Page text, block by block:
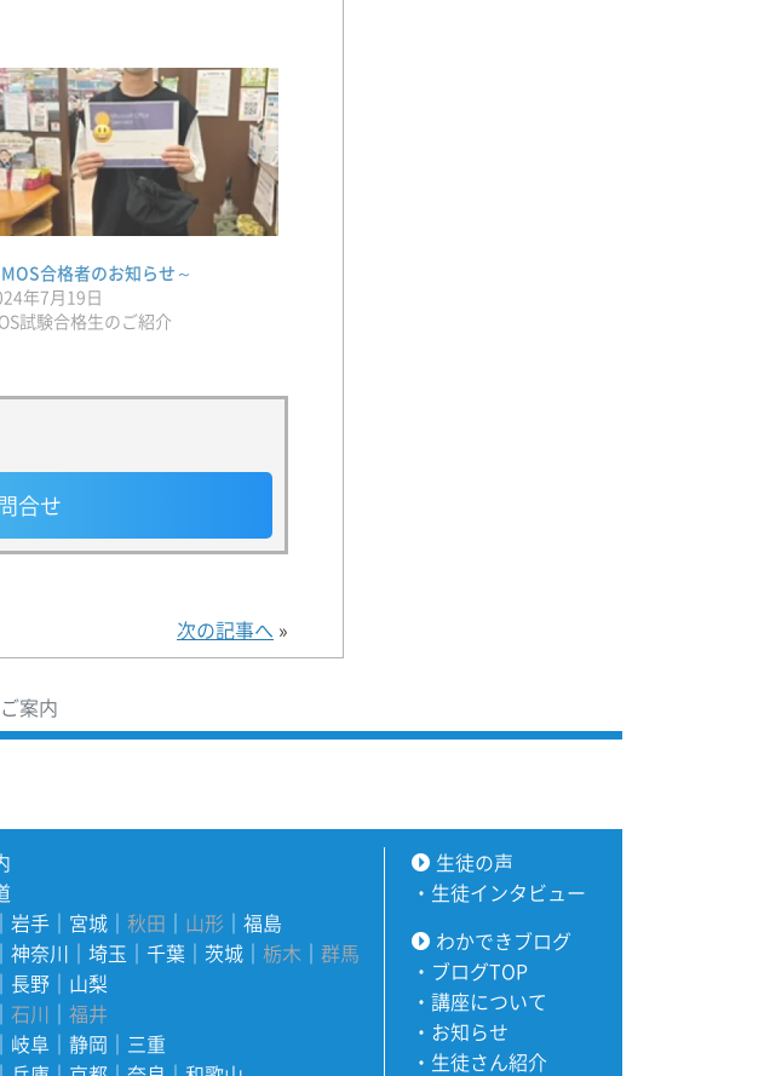
MOS合格者のお知らせ～
年7月19日
試験合格生のご紹介
合せ
次の記事へ »
案内
｜岩手 ｜ 宮城 ｜秋田 ｜ 山形 ｜福島
｜神奈川 ｜埼玉 ｜千葉 ｜茨城 ｜栃木 ｜群馬
｜ 長野 ｜ 山梨
｜石川 ｜福井
｜ 岐阜 ｜静岡 ｜ 三重
生徒の声
・ 生徒インタビュー
わかできブログ
・ ブログTOP
・ 講座について
・ お知らせ
・ 生徒さん紹介